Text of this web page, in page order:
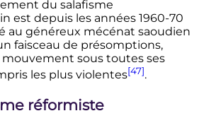
du salafisme
est depuis les années 1960-70
au généreux mécénat saoudien
faisceau de présomptions,
mouvement sous toutes ses
les plus violentes[47].
réformiste